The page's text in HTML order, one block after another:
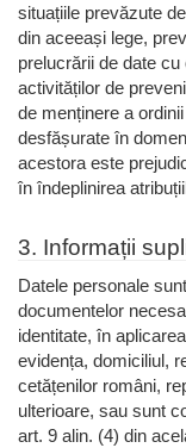
situațiile prevăzute
din aceeași lege,
prelucrării de date
activităților de
de menținere a
desfășurate în
acestora este
în îndeplinirea
3. Informații
Datele personale
documentelor
identitate, în
evidența, domiciliul,
cetățenilor români,
ulterioare, sau sunt
art. 9 alin. (4) din